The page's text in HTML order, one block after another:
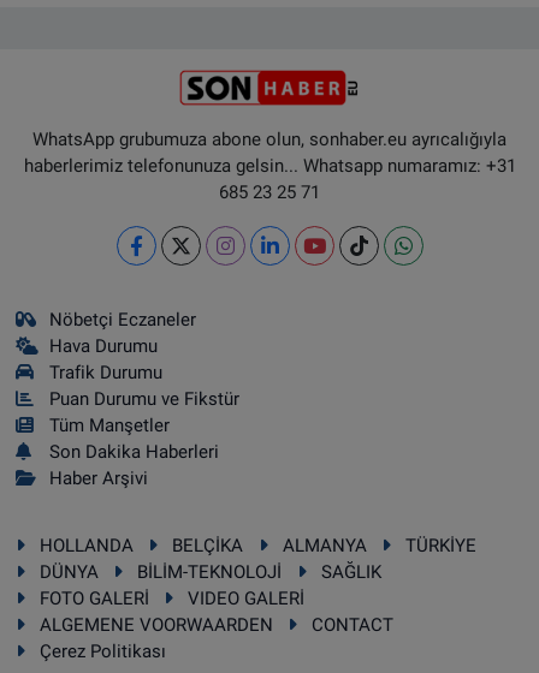
WhatsApp grubumuza abone olun, sonhaber.eu ayrıcalığıyla
haberlerimiz telefonunuza gelsin... Whatsapp numaramız: +31
685 23 25 71
Nöbetçi Eczaneler
Hava Durumu
Trafik Durumu
Puan Durumu ve Fikstür
Tüm Manşetler
Son Dakika Haberleri
Haber Arşivi
HOLLANDA BELÇİKA ALMANYA
TÜRKİYE
DÜNYA
BİLİM-TEKNOLOJİ
SAĞLIK
FOTO GALERİ
VIDEO GALERİ
ALGEMENE VOORWAARDEN
CONTACT
Çerez Politikası